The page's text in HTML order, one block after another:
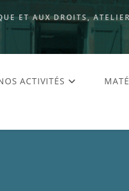
ET AUX DROITS,
ACTIVITÉS